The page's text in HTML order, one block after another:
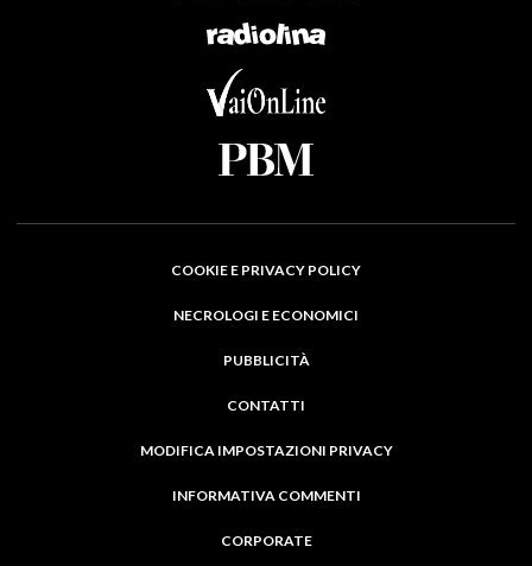
COOKIE E PRIVACY POLICY
NECROLOGI E ECONOMICI
PUBBLICITÀ
CONTATTI
MODIFICA IMPOSTAZIONI PRIVACY
INFORMATIVA COMMENTI
CORPORATE